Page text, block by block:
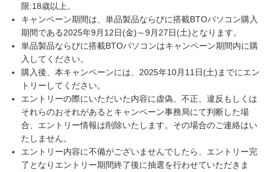
限:18歳以上。
キャンペーン期間は、単品製品ならびに搭載BTOパソコン購入
期間である2025年9月12日(金)～9月27日(土)となります。
単品製品ならびに搭載BTOパソコンはキャンペーン期間内に購
入してください。
購入後、本キャンペーンには、2025年10月11日(土)までにエン
トリーしてください。
エントリーの際にいただいた内容に虚偽、不正、違反もしくは
それらのおそれがあるとキャンペーン事務局にて判断した場
合、エントリー情報は削除いたします。その場合のご連絡はい
たしません。
エントリー内容に不備がございませんでしたら、エントリー完
了となりエントリー期間終了後に抽選を行わせていただきま